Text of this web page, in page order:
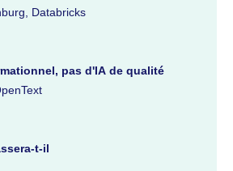
Databricks
pas d'IA de qualité
t-il